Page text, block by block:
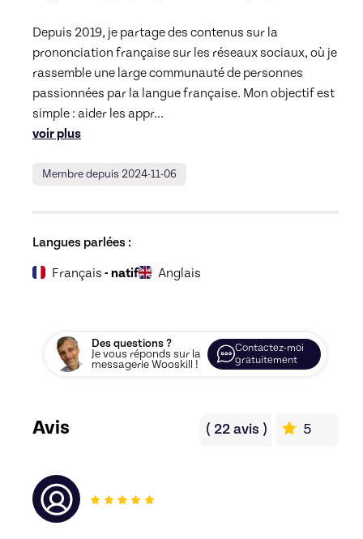
Depuis 2019, je partage des contenus sur la
prononciation française sur les réseaux sociaux, où je
rassemble une large communauté de personnes
passionnées par la langue française. Mon objectif est
simple : aider les appr...
voir plus
Membre depuis 2024-11-06
Langues parlées :
Français - natif Anglais
Des questions ?
Je vous réponds sur la
messagerie Wooskill !
Contactez-moi
gratuitement
Avis ( 22avis ) 5